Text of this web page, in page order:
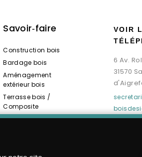
Savoir‑faire
Construction bois
Bardage bois
Aménagement
extérieur bois
Terrasse bois /
Composite
Spas / Saunas bois
VOIR
6 Av.
31570